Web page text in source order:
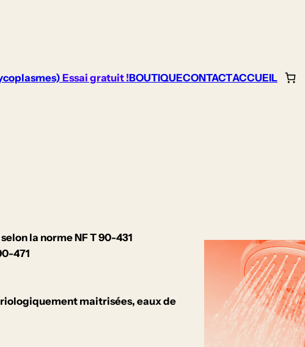
Essai gratuit !BOUTIQUECONTACTACCUEIL
la norme NF T 90-431
471
maitrisées, eaux de